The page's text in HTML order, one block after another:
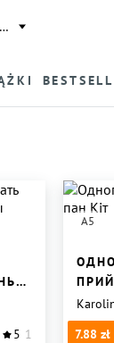
5 1
A5
7.88